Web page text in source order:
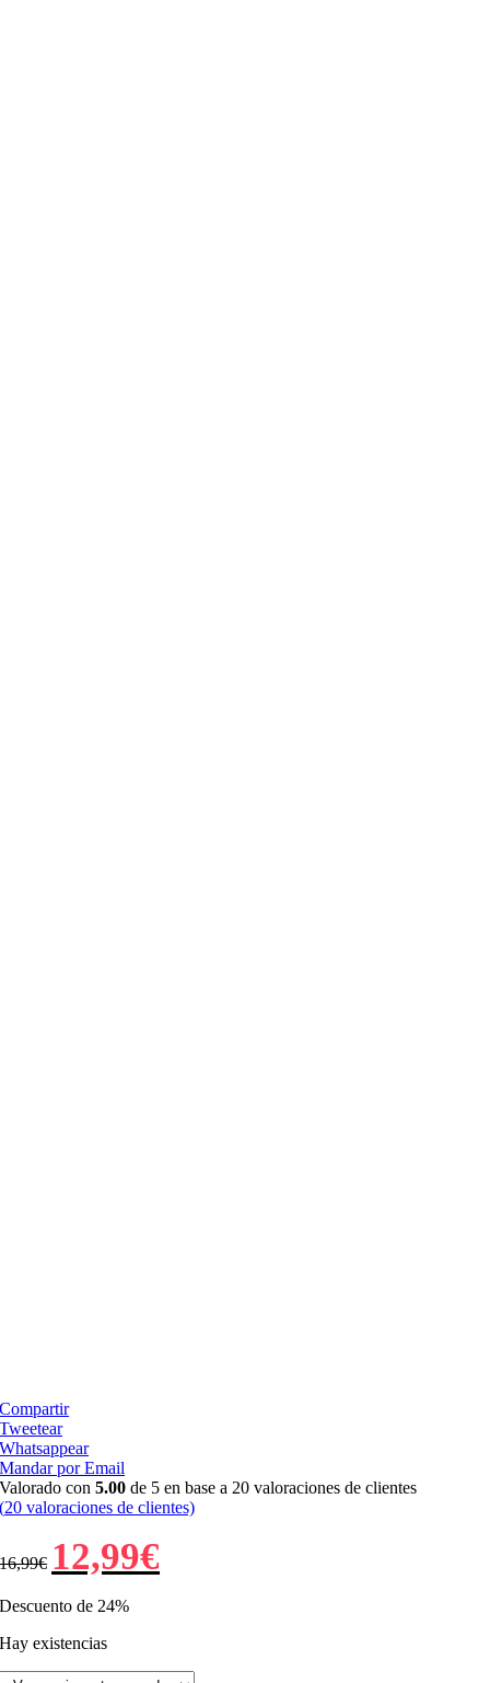
Compartir
Tweetear
Whatsappear
Mandar por Email
Valorado con5.00 de 5 en base a 20 valoraciones de clientes
(20 valoraciones de clientes)
16,99€
El
precio
era:
12,99€
Descuento de 24%
Hay existencias